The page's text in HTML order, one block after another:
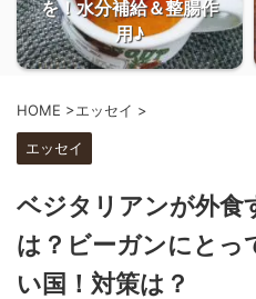
を！水分補給＆整腸作
用♪
HOME >エッセイ >
エッセイ
ベジタリアンが外食
は？ビーガンにとっ
い国！対策は？